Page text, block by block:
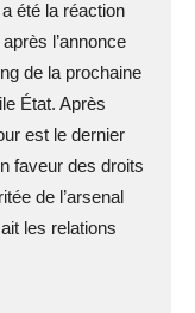
été la réaction
l’annonce
de la prochaine
État. Après
est le dernier
faveur des droits
de l’arsenal
les relations